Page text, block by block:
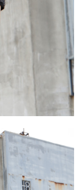
直營門市／銀行轉
司）所提供，讓
將買賣／分期付款
款。
商店將以您的個人
集、處理及利用，
更正。
userRule
AFTEE先享後付」
可透過四大超商／
。
取消訂單，請聯絡
需透過AFTEE先享
為準，若有關於
「AFTEE先享後付
home
付」服務完成之交
關給付款項請求債